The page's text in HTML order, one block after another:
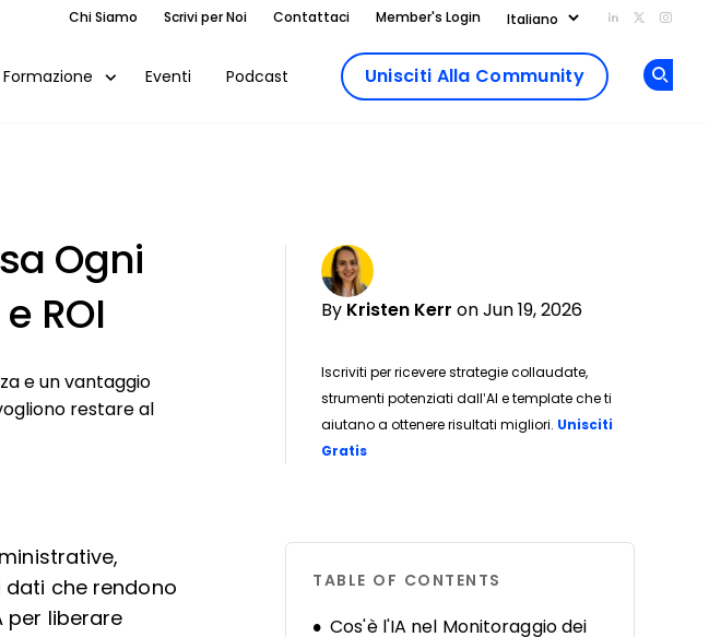
Chi Siamo Scrivi per Noi Contattaci Member's Login Add us on
Follow
Formazione Eventi Podcast Unisciti Alla Community
Ogni
ROI
By Kristen Kerr on Jun 19, 2026
Iscriviti per ricevere strategie collaudate,
strumenti potenziati dall’AI e template che ti
aiutano a ottenere risultati migliori. Unisciti
GratisOpens new window
e un vantaggio
restare al
dati che rendono
per liberare
TABLE OF CONTENTS
Cos'è l'IA nel Monitoraggio dei